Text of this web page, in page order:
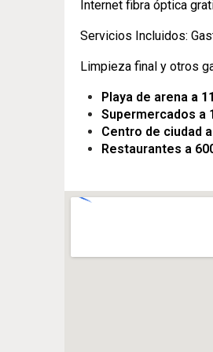
Internet fibra óptica
Servicios Incluidos:
Limpieza final y otros
Playa de arena a
Supermercados a
Centro de ciudad
Restaurantes a